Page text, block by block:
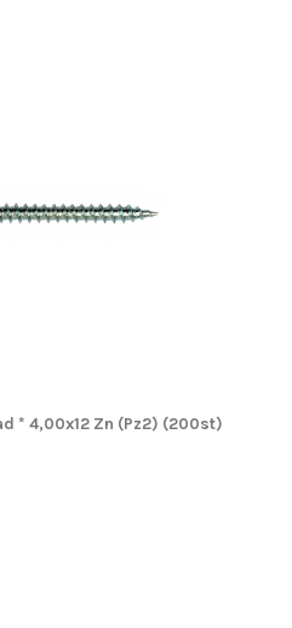
* 4,00x12 Zn (Pz2) (200st)